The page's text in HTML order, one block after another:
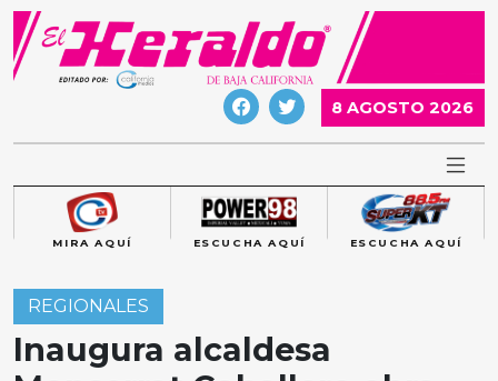
Skip
content
8 AGOSTO 2026
MIRA AQUÍ ESCUCHA AQUÍ ESCUCHA AQUÍ
REGIONALES
Inaugura alcaldesa